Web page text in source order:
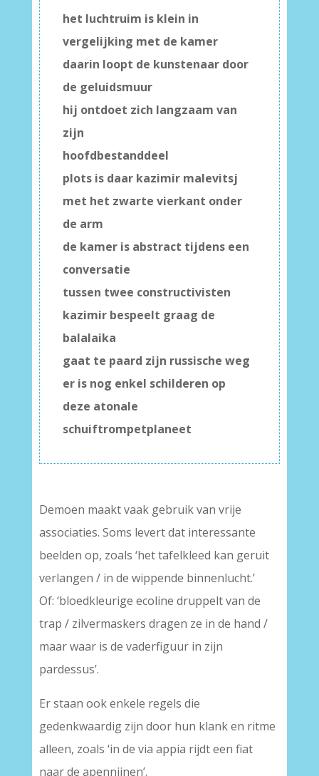
het luchtruim is klein in
vergelijking met de kamer
daarin loopt de kunstenaar door
de geluidsmuur
hij ontdoet zich langzaam van
zijn
hoofdbestanddeel
plots is daar kazimir malevitsj
met het zwarte vierkant onder
de arm
de kamer is abstract tijdens een
conversatie
tussen twee constructivisten
kazimir bespeelt graag de
balalaika
gaat te paard zijn russische weg
er is nog enkel schilderen op
deze atonale
schuiftrompetplaneet
Demoen maakt vaak gebruik van vrije
associaties. Soms levert dat interessante
beelden op, zoals ‘het tafelkleed kan geruit
verlangen / in de wippende binnenlucht.’
Of: ‘bloedkleurige ecoline druppelt van de
trap / zilvermaskers dragen ze in de hand /
maar waar is de vaderfiguur in zijn
pardessus’.
Er staan ook enkele regels die
gedenkwaardig zijn door hun klank en ritme
alleen, zoals ‘in de via appia rijdt een fiat
naar de apennijnen’.